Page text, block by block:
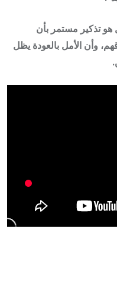
تذكير مستمر بأن
وأن الأمل بالعودة يظل